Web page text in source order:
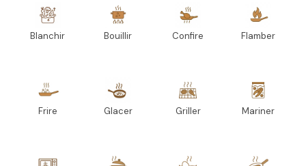
Blanchir Bouillir Confire Flamber
Frire Glacer Griller Mariner